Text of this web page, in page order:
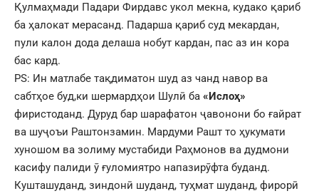
Қулмаҳмади Падари Фирдавс укол мекна, кудако қариб
ба ҳалокат мерасанд. Падарша қариб суд мекардан,
пули калон дода делаша нобут кардан, пас аз ин кора
бас кард.
PS: Ин матлабе тақдиматон шуд аз чанд навор ва
сабтҳое буд,ки шермардҳои Шулӣ ба «Ислоҳ»
фиристоданд. Дуруд бар шарафатон ҷавонони бо ғайрат
ва шуҷоъи Раштонзамин. Мардуми Рашт то ҳукумати
хуношом ва золиму мустабиди Раҳмонов ва дудмони
касифу палиди ӯ ғуломиятро напазирӯфта буданд.
Кушташуданд, зиндонӣ шуданд, туҳмат шуданд, фирорӣ